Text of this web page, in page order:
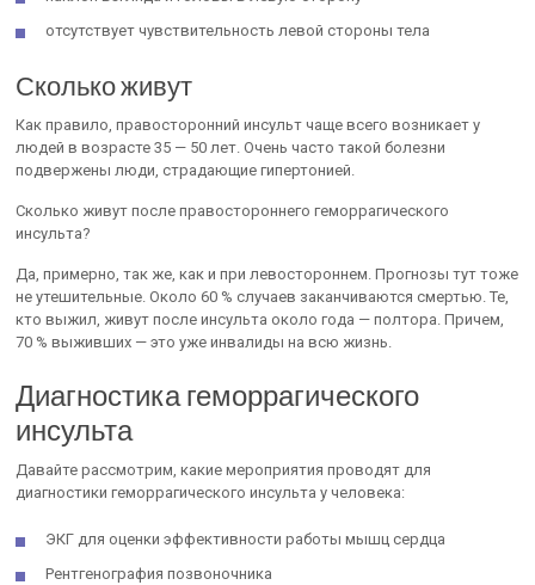
отсутствует чувствительность левой стороны тела
Сколько живут
Как правило, правосторонний инсульт чаще всего возникает у
людей в возрасте 35 — 50 лет. Очень часто такой болезни
подвержены люди, страдающие гипертонией.
Сколько живут после правостороннего геморрагического
инсульта?
Да, примерно, так же, как и при левостороннем. Прогнозы тут тоже
не утешительные. Около 60 % случаев заканчиваются смертью. Те,
кто выжил, живут после инсульта около года — полтора. Причем,
70 % выживших — это уже инвалиды на всю жизнь.
Диагностика геморрагического
инсульта
Давайте рассмотрим, какие мероприятия проводят для
диагностики геморрагического инсульта у человека:
ЭКГ для оценки эффективности работы мышц сердца
Рентгенография позвоночника